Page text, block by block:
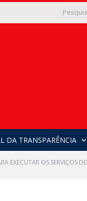
DA TRANSPARÊNCIA
EXECUTAR OS SERVIÇOS DE